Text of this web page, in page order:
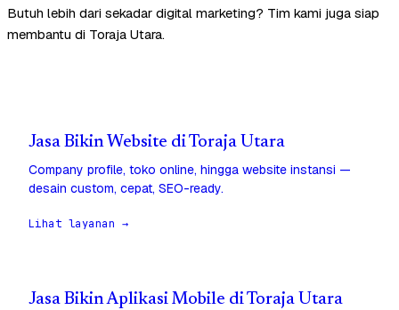
Butuh lebih dari sekadar digital marketing? Tim kami juga siap
membantu di Toraja Utara.
Jasa Bikin Website di Toraja Utara
Company profile, toko online, hingga website instansi —
desain custom, cepat, SEO-ready.
Lihat layanan →
Jasa Bikin Aplikasi Mobile di Toraja Utara